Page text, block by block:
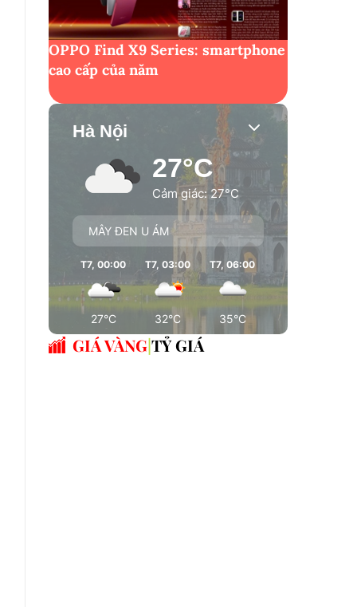
OPPO Find X9 Series: smartphone
cao cấp của năm
Hà Nội
27°C
Cảm giác: 27°C
MÂY ĐEN U ÁM
T7, 00:00
27°C
T7, 03:00
32°C
T7, 06:00
35°C
GIÁ VÀNG TỶ GIÁ